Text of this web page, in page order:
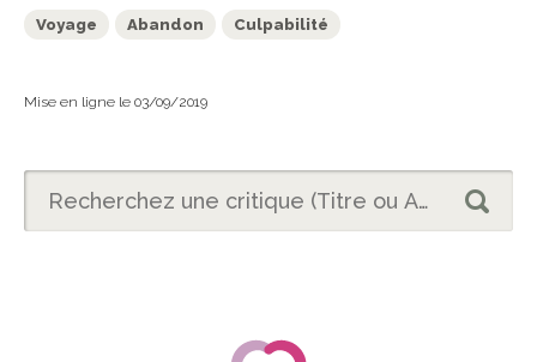
Voyage Abandon Culpabilité
Mise en ligne le 03/09/2019